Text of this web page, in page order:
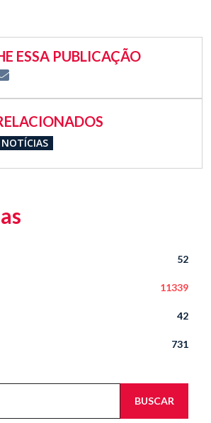
ESSA PUBLICAÇÃO
NOTÍCIAS
52
11339
42
731
BUSCAR